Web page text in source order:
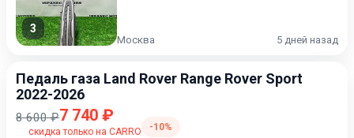
3
Москва 5 дней назад
Педаль газа Land Rover Range Rover Sport
2022-2026
8 600 ₽7 740 ₽
скидка только на CARRO -10%